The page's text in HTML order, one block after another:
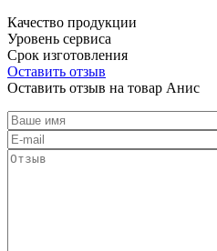
Качество продукции
Уровень сервиса
Срок изготовления
Оставить отзыв
Оставить отзыв на товар Анис